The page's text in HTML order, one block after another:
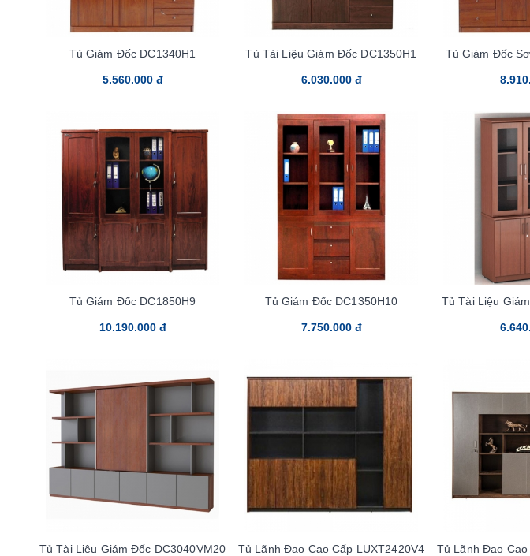
Tủ Giám Đốc DC1340H1
5.560.000 đ
Tủ Tài Liệu Giám Đốc DC1350H1
6.030.000 đ
Tủ Giám Đốc
Tủ Giám Đốc DC1850H9
10.190.000 đ
Tủ Giám Đốc DC1350H10
7.750.000 đ
Tủ Tài Liệu
Tủ Tài Liệu Giám Đốc DC3040VM20 Tủ Lãnh Đạo Cao Cấp LUXT2420V4 Tủ Lãnh Đạo Cao